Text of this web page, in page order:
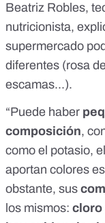
Beatriz Robles,
nutricionista,
supermercado
diferentes (rosa
escamas...).
“Puede haber
composición,
como el potasio,
aportan colores
obstante, sus
los mismos: cloro